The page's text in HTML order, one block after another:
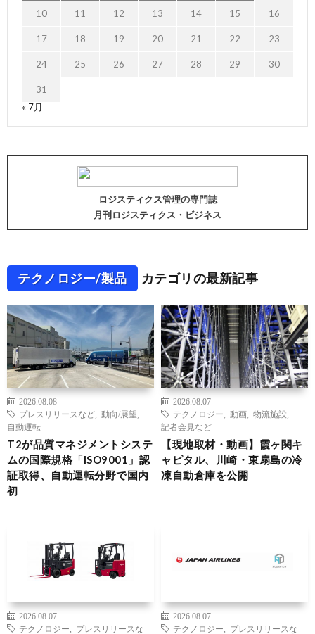
10 11 12 13 14 15 16
17 18 19 20 21 22 23
24 25 26 27 28 29 30
31
« 7月
ロジスティクス管理の専門誌
月刊ロジスティクス・ビジネス
テクノロジー/製品 カテゴリの最新記事
2026.08.08
プレスリリースなど
動向/展望
自動運転
T2が品質マネジメントシステ
ムの国際規格「ISO9001」認
証取得、自動運転分野で国内
初
2026.08.07
テクノロジー
動画 物流施設
記者会見など
【現地取材・動画】霞ヶ関キ
ャピタル、川崎・東扇島の冷
凍自動倉庫を公開
2026.08.07
テクノロジー
プレスリリースな
2026.08.07
テクノロジー
プレスリリースな